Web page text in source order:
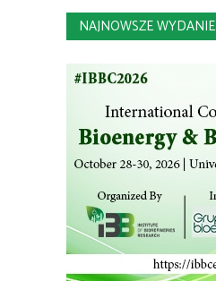
NAJNOWSZE WYDANIE